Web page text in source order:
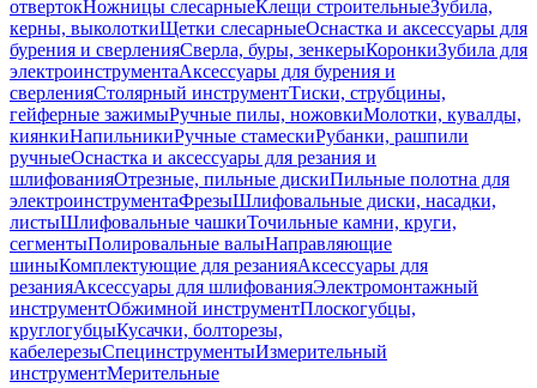
отвертокНожницы слесарныеКлещи строительныеЗубила,
керны, выколоткиЩетки слесарныеОснастка и аксессуары для
бурения и сверленияСверла, буры, зенкерыКоронкиЗубила для
электроинструментаАксессуары для бурения и
сверленияСтолярный инструментТиски, струбцины,
гейферные зажимыРучные пилы, ножовкиМолотки, кувалды,
киянкиНапильникиРучные стамескиРубанки, рашпили
ручныеОснастка и аксессуары для резания и
шлифованияОтрезные, пильные дискиПильные полотна для
электроинструментаФрезыШлифовальные диски, насадки,
листыШлифовальные чашкиТочильные камни, круги,
сегментыПолировальные валыНаправляющие
шиныКомплектующие для резанияАксессуары для
резанияАксессуары для шлифованияЭлектромонтажный
инструментОбжимной инструментПлоскогубцы,
круглогубцыКусачки, болторезы,
кабелерезыСпецинструментыИзмерительный
инструментМерительные